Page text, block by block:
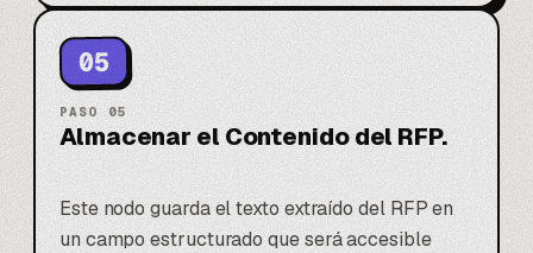
05
PASO 05
Almacenar el Contenido del RFP.
Este nodo guarda el texto extraído del RFP en
un campo estructurado que será accesible